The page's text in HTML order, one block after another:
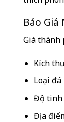
Báo Giá
Giá thành
Kích
Loại đá
Độ tinh
Địa